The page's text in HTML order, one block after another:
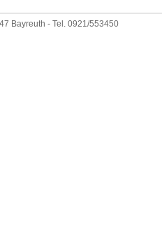
Bayreuth - Tel. 0921/553450